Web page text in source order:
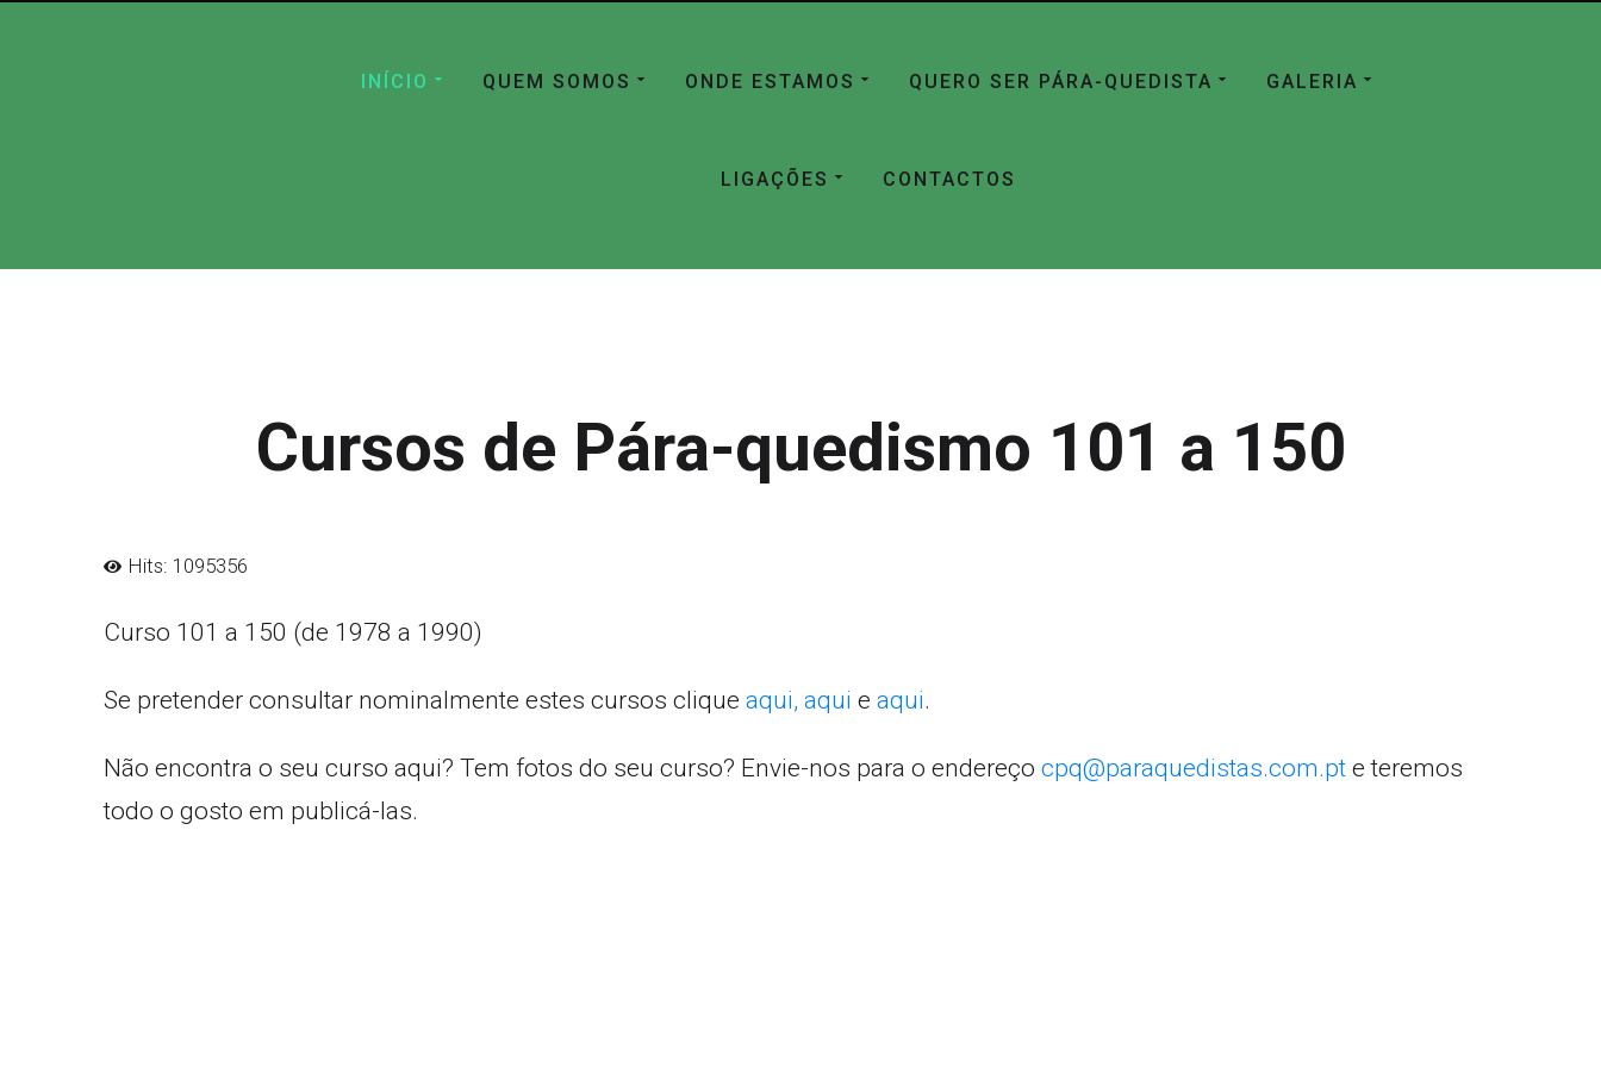
INÍCIO QUEM SOMOS ONDE ESTAMOS QUERO SER PÁRA-QUEDISTA GALERIA
LIGAÇÕES CONTACTOS
Cursos de Pára-quedismo 101 a 150
Hits: 1095356
Curso 101 a 150 (de 1978 a 1990)
Se pretender consultar nominalmente estes cursos clique aqui, aqui e aqui.
Não encontra o seu curso aqui? Tem fotos do seu curso? Envie-nos para o endereço cpq@paraquedistas.com.pt e teremos
todo o gosto em publicá-las.